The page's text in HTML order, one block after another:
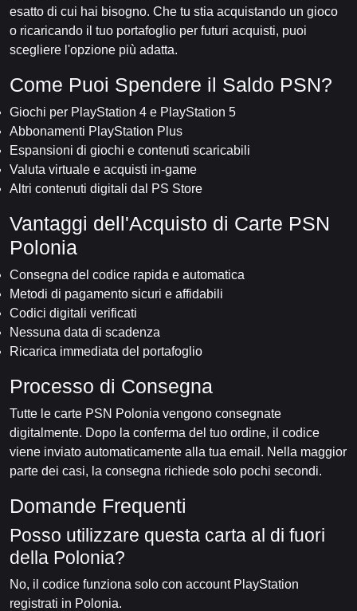
esatto di cui hai bisogno. Che tu stia acquistando un gioco
o ricaricando il tuo portafoglio per futuri acquisti, puoi
scegliere l'opzione più adatta.
Come Puoi Spendere il Saldo PSN?
Giochi per PlayStation 4 e PlayStation 5
Abbonamenti PlayStation Plus
Espansioni di giochi e contenuti scaricabili
Valuta virtuale e acquisti in-game
Altri contenuti digitali dal PS Store
Vantaggi dell'Acquisto di Carte PSN
Polonia
Consegna del codice rapida e automatica
Metodi di pagamento sicuri e affidabili
Codici digitali verificati
Nessuna data di scadenza
Ricarica immediata del portafoglio
Processo di Consegna
Tutte le carte PSN Polonia vengono consegnate
digitalmente. Dopo la conferma del tuo ordine, il codice
viene inviato automaticamente alla tua email. Nella maggior
parte dei casi, la consegna richiede solo pochi secondi.
Domande Frequenti
Posso utilizzare questa carta al di fuori
della Polonia?
No, il codice funziona solo con account PlayStation
registrati in Polonia.